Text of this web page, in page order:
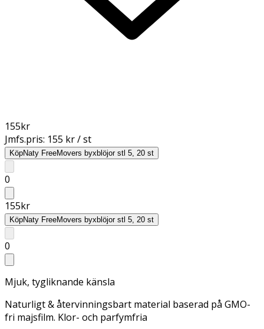
155kr
Jmfs.pris: 155 kr / st
KöpNaty FreeMovers byxblöjor stl 5, 20 st
0
155kr
KöpNaty FreeMovers byxblöjor stl 5, 20 st
0
Mjuk, tygliknande känsla
Naturligt & återvinningsbart material baserad på GMO-
fri majsfilm. Klor- och parfymfria